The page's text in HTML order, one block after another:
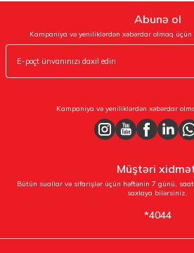
Abunə ol
Kampaniya və yeniliklərdən xəbərdar olmaq
Kampaniya və yeniliklərdən xəbərdar
Müştəri
Bütün suallar və sifarişlər üçün həftənin 7 günü,
saxlaya bilərsiniz.
*4044